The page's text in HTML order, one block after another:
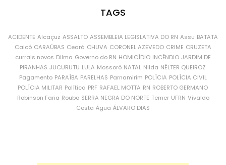
TAGS
ACIDENTE Alcaçuz ASSALTO ASSEMBLEIA LEGISLATIVA DO RN Assu BATATA
Caicó CARAÚBAS Ceará CHUVA CORONEL AZEVEDO CRIME CRUZETA
currais novos Dilma Governo do RN HOMICÍDIO INCÊNDIO JARDIM DE
PIRANHAS JUCURUTU LULA Mossoró NATAL Nilda NÉLTER QUEIROZ
Pagamento PARAÍBA PARELHAS Parnamirim POLÍCIA POLÍCIA CIVIL
POLÍCIA MILITAR Política PRF RAFAEL MOTTA RN ROBERTO GERMANO
Robinson Faria Roubo SERRA NEGRA DO NORTE Temer UFRN Vivaldo
Costa Água ÁLVARO DIAS